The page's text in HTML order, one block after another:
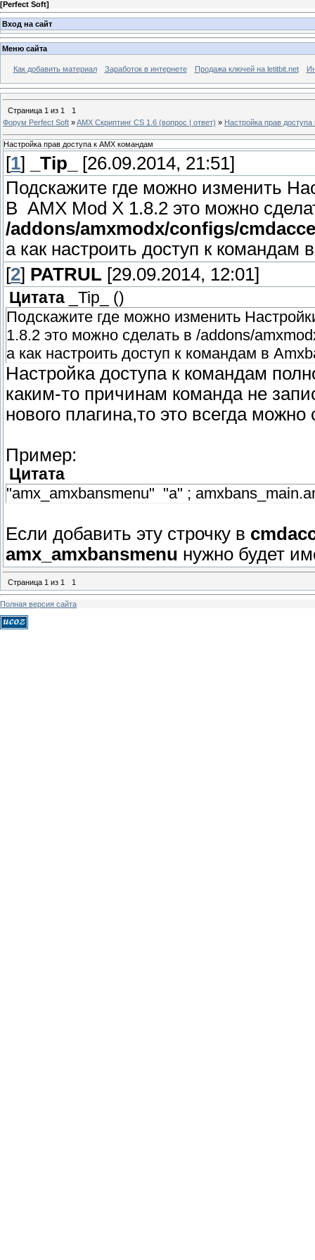
[Perfect Soft]
Вход на сайт
Меню сайта
Как добавить материал Заработок в интернете Продажа ключей на letitbit.net
Страница 1 из 1
1
Форум Perfect Soft »AMX Скриптинг CS 1.6 (вопрос | ответ) » Настройка прав
Настройка прав доступа к AMX командам
[1] _Tip_
[26.09.2014, 21:51]
Подскажите где можно изменить
В AMX Mod X 1.8.2 это можно
/addons/amxmodx/configs/
а как настроить доступ к командам
[2] PATRUL [29.09.2014, 12:01]
Цитата _Tip_ ()
Подскажите где можно изменить
1.8.2 это можно сделать в /addons/
а как настроить доступ к командам в
Настройка доступа к командам
каким-то причинам команда не
нового плагина,то это всегда
Пример:
Цитата
"amx_amxbansmenu" "a" ;
Если добавить эту строчку в
amx_amxbansmenu нужно будет
Страница 1 из 1 1
Полная версия сайта